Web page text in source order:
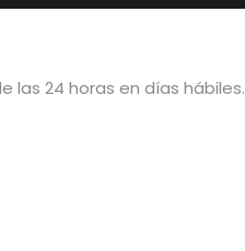
las 24 horas en días hábiles.